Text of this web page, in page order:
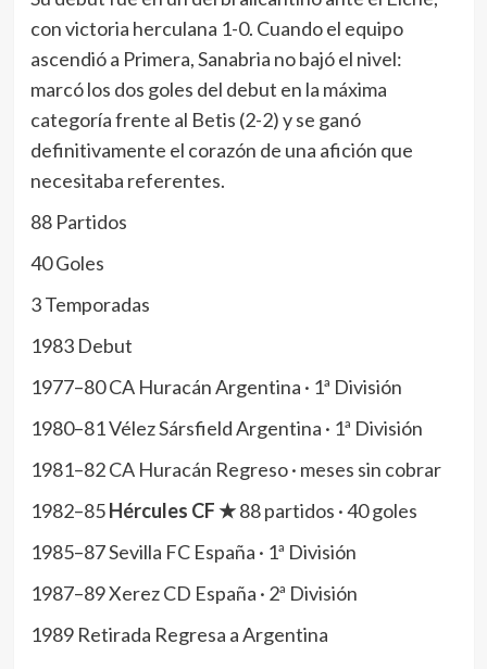
con victoria herculana 1-0. Cuando el equipo
ascendió a Primera, Sanabria no bajó el nivel:
marcó los dos goles del debut en la máxima
categoría frente al Betis (2-2) y se ganó
definitivamente el corazón de una afición que
necesitaba referentes.
88 Partidos
40 Goles
3 Temporadas
1983 Debut
1977–80 CA Huracán Argentina · 1ª División
1980–81 Vélez Sársfield Argentina · 1ª División
1981–82 CA Huracán Regreso · meses sin cobrar
1982–85Hércules CF ★88 partidos · 40 goles
1985–87 Sevilla FC España · 1ª División
1987–89 Xerez CD España · 2ª División
1989 Retirada Regresa a Argentina